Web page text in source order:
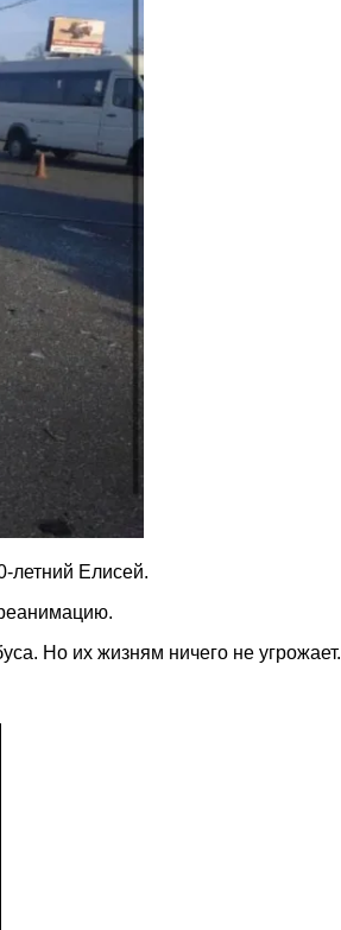
летний Елисей.
Но их жизням ничего не угрожает.